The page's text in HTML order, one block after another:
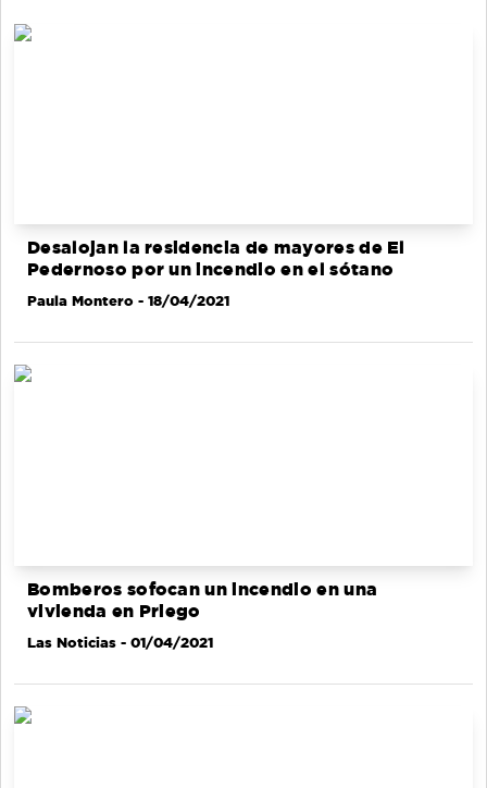
Desalojan la residencia de mayores de El
Pedernoso por un incendio en el sótano
Paula Montero - 18/04/2021
Bomberos sofocan un incendio en una
vivienda en Priego
Las Noticias - 01/04/2021